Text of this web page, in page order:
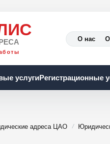
О нас
услугиРегистрационные
адреса ЦАО